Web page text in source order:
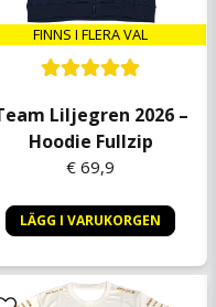
FINNS I FLERA VAL
Liljegren 2026 –
Hoodie Fullzip
€ 69,9
LÄGG I VARUKORGEN